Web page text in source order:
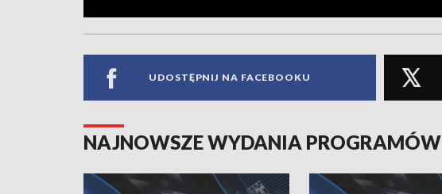
UDOSTĘPNIJ NA FACEBOOKU
NAJNOWSZE WYDANIA PROGRAMÓW